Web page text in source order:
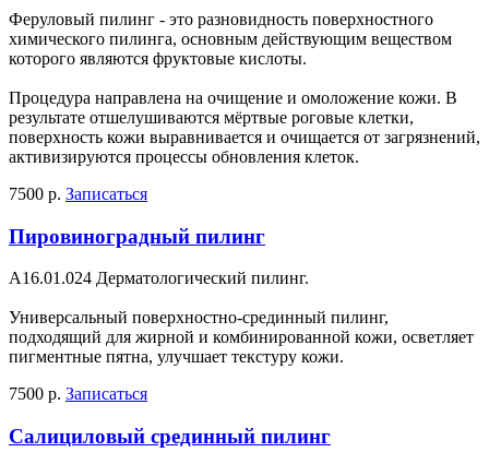
Феруловый пилинг - это разновидность поверхностного
химического пилинга, основным действующим веществом
которого являются фруктовые кислоты.
Процедура направлена на очищение и омоложение кожи. В
результате отшелушиваются мёртвые роговые клетки,
поверхность кожи выравнивается и очищается от загрязнений,
активизируются процессы обновления клеток.
7500 р. Записаться
Пировиноградный пилинг
A16.01.024 Дерматологический пилинг.
Универсальный поверхностно-срединный пилинг,
подходящий для жирной и комбинированной кожи, осветляет
пигментные пятна, улучшает текстуру кожи.
7500 р. Записаться
Салициловый срединный пилинг